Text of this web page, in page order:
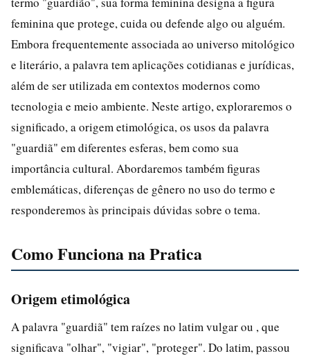
feminina que protege, cuida ou defende algo ou alguém.
Embora frequentemente associada ao universo mitológico
e literário, a palavra tem aplicações cotidianas e jurídicas,
além de ser utilizada em contextos modernos como
tecnologia e meio ambiente. Neste artigo, exploraremos o
significado, a origem etimológica, os usos da palavra
"guardiã" em diferentes esferas, bem como sua
importância cultural. Abordaremos também figuras
emblemáticas, diferenças de gênero no uso do termo e
responderemos às principais dúvidas sobre o tema.
Como Funciona na Pratica
Origem etimológica
A palavra "guardiã" tem raízes no latim vulgar ou , que
significava "olhar", "vigiar", "proteger". Do latim, passou